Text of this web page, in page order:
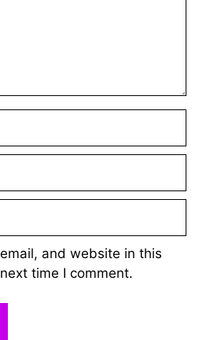
and website in this
time I comment.